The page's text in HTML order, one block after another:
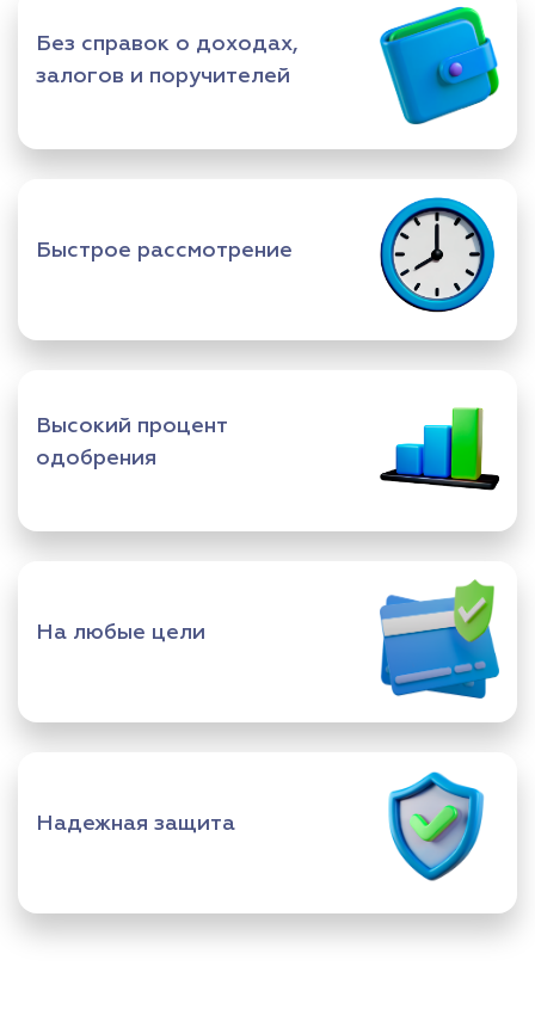
Без справок о доходах,
залогов и поручителей
Быстрое рассмотрение
Высокий процент
одобрения
На любые цели
Надежная защита